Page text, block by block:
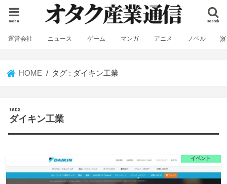
search
menu
運営会社 ニュース ゲーム マンガ アニメ ノベル
HOME タグ : ダイキン工業
ダイキン工業
イベント